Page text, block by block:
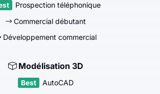
Prospection téléphonique
Commercial débutant
Développement commercial
Modélisation 3D
AutoCAD